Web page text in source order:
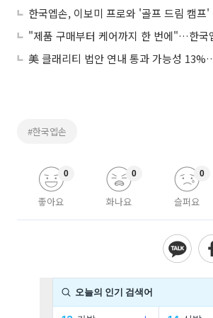
한국엡손, 이보미 프로와 '골프 드림 캠프'
#한국엡손
좋아요
0
화나요
0
슬퍼요
0